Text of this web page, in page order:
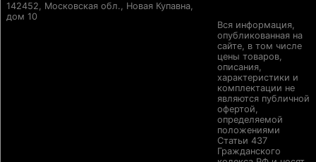
142452, Московская обл., Новая Купавна,
дом 10
Вся информация,
опубликованная на
сайте, в том числе
цены товаров,
описания,
характеристики и
комплектации не
являются публичной
офертой,
определяемой
положениями
Статьи 437
Гражданского